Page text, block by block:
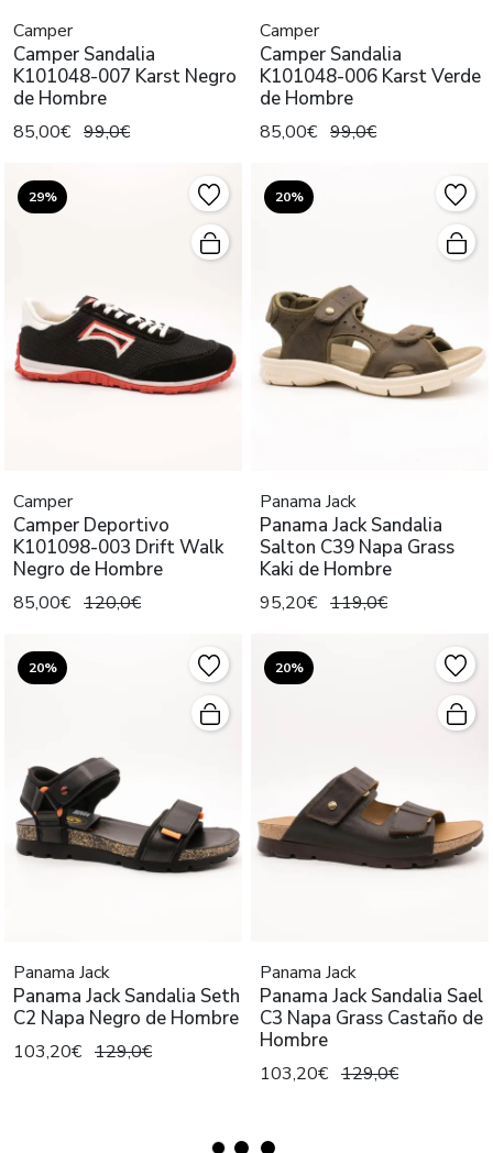
Camper
Camper Sandalia
K101048-007 Karst Negro
de Hombre
85,00€ 99,0€
Camper
Camper Sandalia
K101048-006 Karst Verde
de Hombre
85,00€ 99,0€
29%
Camper
Camper Deportivo
K101098-003 Drift Walk
Negro de Hombre
85,00€ 120,0€
20%
Panama Jack
Panama Jack Sandalia
Salton C39 Napa Grass
Kaki de Hombre
95,20€ 119,0€
20%
Panama Jack
Panama Jack Sandalia Seth
C2 Napa Negro de Hombre
103,20€ 129,0€
20%
Panama Jack
Panama Jack Sandalia Sael
C3 Napa Grass Castaño de
Hombre
103,20€ 129,0€